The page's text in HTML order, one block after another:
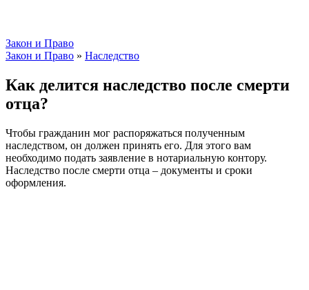
Закон и Право
Закон и Право » Наследство
Как делится наследство после смерти
отца?
Чтобы гражданин мог распоряжаться полученным
наследством, он должен принять его. Для этого вам
необходимо подать заявление в нотариальную контору.
Наследство после смерти отца – документы и сроки
оформления.